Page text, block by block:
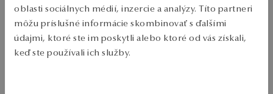
oblasti sociálnych médií, inzercie a analýzy. Títo partneri
môžu príslušné informácie skombinovať s ďalšími
údajmi, ktoré ste im poskytli alebo ktoré od vás získali,
keď ste používali ich služby.
Ulica: zlatum Test: 585 Ozdova: 21 diamantov s celkovou hmotnosťou
0.27ct valite H/SI2, diamantový strih, okrúhle Prvá chuť: 2,33 g Kvalita
Diamantov Certifikátom Právnosti ÁNO
SKU: PZ19663-ZB000-DIW000-D27